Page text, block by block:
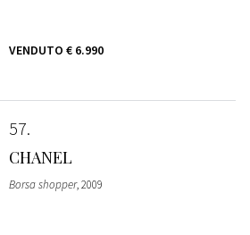
VENDUTO € 6.990
57
CHANEL
Borsa shopper, 2009